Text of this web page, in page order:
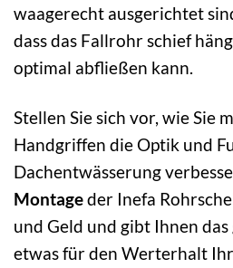
waagerecht ausgerichtet
dass das Fallrohr schief
optimal abfließen kann.
Stellen Sie sich vor, wie Sie
Handgriffen die Optik und
Dachentwässerung
Montageder Inefa
und Geld und gibt Ihnen
etwas für den Werterhalt